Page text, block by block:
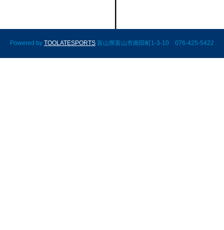
Powered by TOOLATESPORTS 富山県富山市南田町1-3-10 076-425-5422